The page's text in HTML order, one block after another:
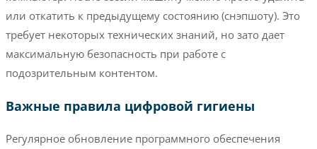
или откатить к предыдущему состоянию (снэпшоту). Это
требует некоторых технических знаний, но зато дает
максимальную безопасность при работе с
подозрительным контентом.
Важные правила цифровой гигиены
Регулярное обновление программного обеспечения